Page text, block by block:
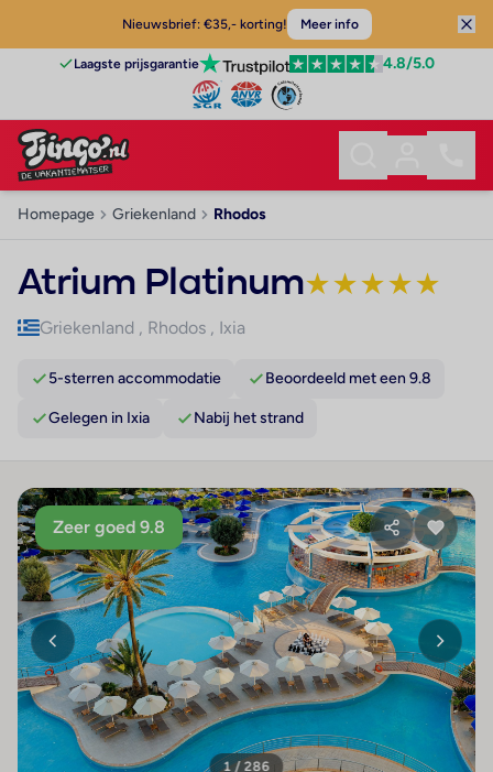
Nieuwsbrief: €35,- korting! Meer info
Laagste prijsgarantie 4.8/5.0
Homepage Griekenland Rhodos
Atrium Platinum★★★★★
Griekenland , Rhodos , Ixia
5-sterren accommodatie Beoordeeld met een 9.8
Gelegen in Ixia Nabij het strand
Zeer goed 9.8
1 / 286